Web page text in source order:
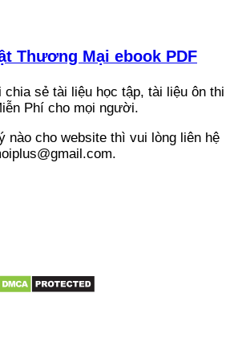
Thương Mại ebook PDF
sẻ tài liệu học tập, tài liệu ôn thi
Phí cho mọi người.
nào cho website thì vui lòng liên hệ